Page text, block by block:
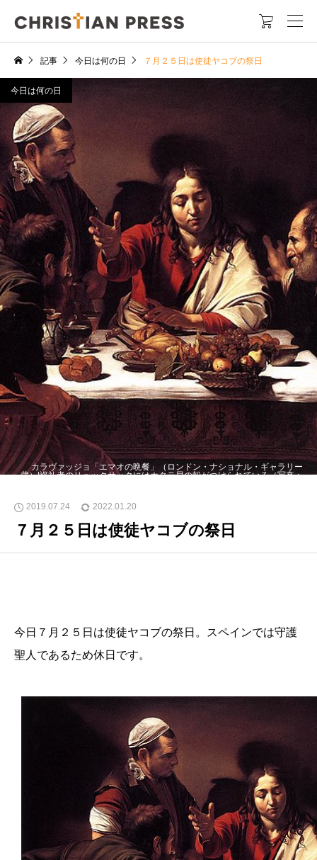

記事 今日は何の日 ７月２５日は使徒ヤコブの祭日
カラヴァッジョ「エマオの晩餐」（ロンドン・ナショナル・ギャラリー
蔵）|巡礼者のリュックサックにはホタテ貝の殻がつけられている（写真：
今日は何の日
2019.07.24 2022.01.20
７月２５日は使徒ヤコブの祭日
今日７月２５日は使徒ヤコブの祭日。スペインでは守護
聖人であるため休日です。